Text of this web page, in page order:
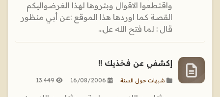
واقتطعوا الاقوال وبتروها لهذا الغرضواليكم
القصة كما اوردها هذا الموقع :عن أبي منظور
قال : لما فتح الله عل...
إكشفي عن فخذيك !!
شبهات حول السنة 16/08/2006
13.449